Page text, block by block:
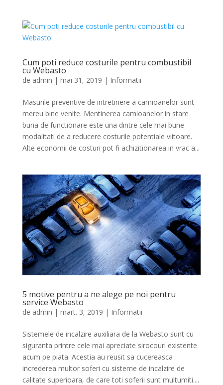
Cum poti reduce costurile pentru combustibil
cu Webasto
de admin | mai 31, 2019 | Informatii
Masurile preventive de intretinere a camioanelor sunt
mereu bine venite. Mentinerea camioanelor in stare
buna de functionare este una dintre cele mai bune
modalitati de a reducere costurile potentiale viitoare.
Alte economii de costuri pot fi achizitionarea in vrac a...
5 motive pentru a ne alege pe noi pentru
service Webasto
de admin | mart. 3, 2019 | Informatii
Sistemele de incalzire auxiliara de la Webasto sunt cu
siguranta printre cele mai apreciate sirocouri existente
acum pe piata. Acestia au reusit sa cucereasca
increderea multor soferi cu sisteme de incalzire de
calitate superioara, de care toti soferii sunt multumiti....